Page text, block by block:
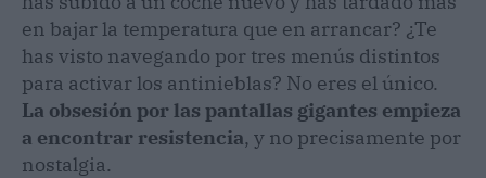
en bajar la temperatura que en arrancar? ¿Te
has visto navegando por tres menús distintos
para activar los antinieblas? No eres el único.
La obsesión por las pantallas gigantes empieza
a encontrar resistencia, y no precisamente por
nostalgia.